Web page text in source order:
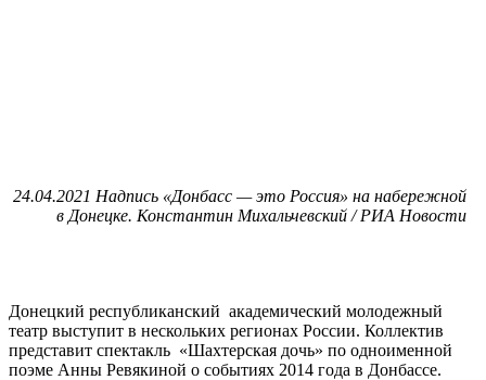
24.04.2021 Надпись «Донбасс — это Россия» на набережной
в Донецке. Константин Михальчевский / РИА Новости
Донецкий республиканский академический молодежный
театр выступит в нескольких регионах России. Коллектив
представит спектакль «Шахтерская дочь» по одноименной
поэме Анны Ревякиной о событиях 2014 года в Донбассе.